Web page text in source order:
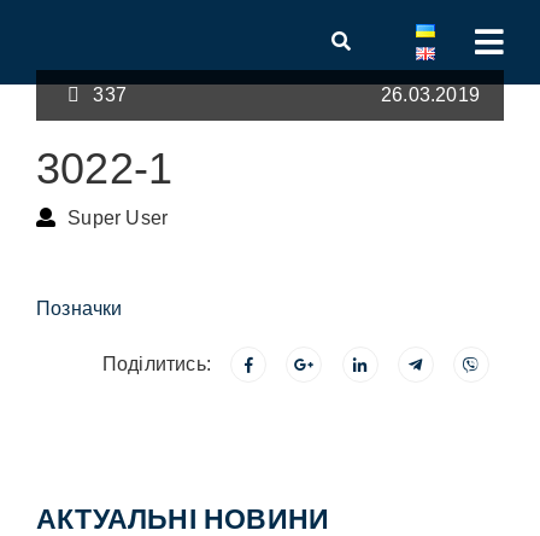
337 26.03.2019
3022-1
Super User
Позначки
Поділитись:
АКТУАЛЬНІ НОВИНИ